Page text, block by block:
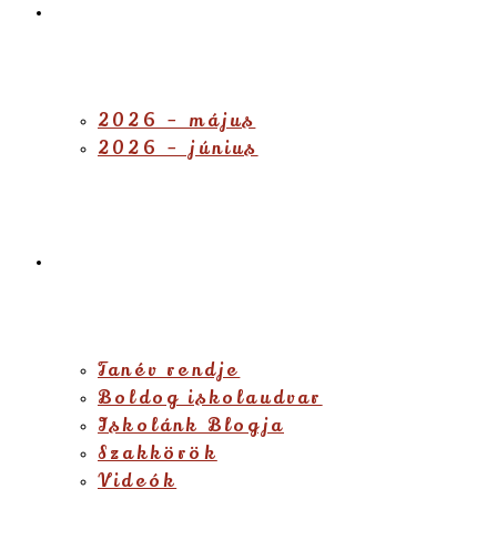
2026 – május
2026 – június
Tanév rendje
Boldog iskolaudvar
Iskolánk Blogja
Szakkörök
Videók